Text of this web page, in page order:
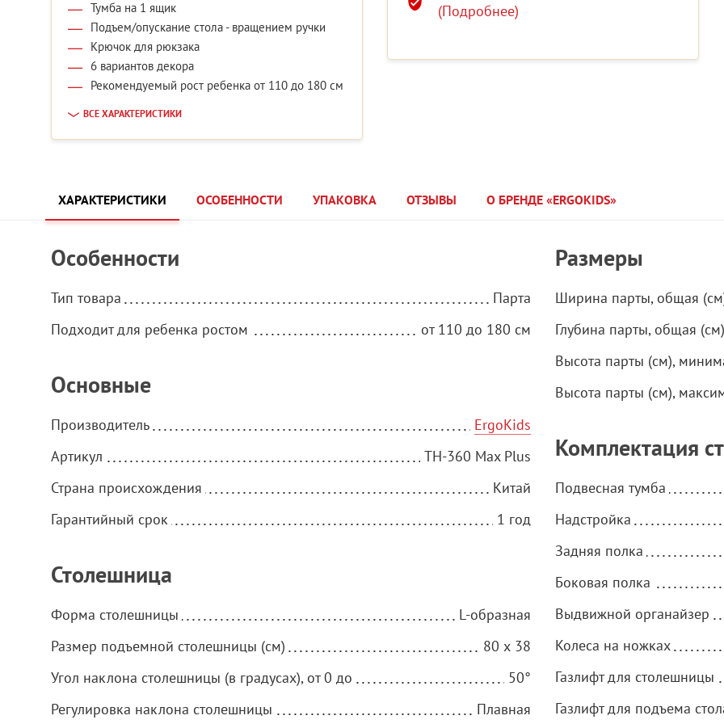
Тумба на 1 ящик
Подъем/опускание стола - вращением ручки
Крючок для рюкзака
6 вариантов декора
Рекомендуемый рост ребенка от 110 до 180 см
ВСЕ ХАРАКТЕРИСТИКИ
(Подробнее)
ХАРАКТЕРИСТИКИ ОСОБЕННОСТИ УПАКОВКА ОТЗЫВЫ О БРЕНДЕ «ERGOKIDS»
Особенности
Тип товара
Парта
Подходит для ребенка ростом
от 110 до 180 см
Основные
Производитель
ErgoKids
Артикул
TH-360 Max Plus
Страна происхождения
Китай
Гарантийный срок
1 год
Столешница
Форма столешницы
L-образная
Размер подъемной столешницы (см)
80 х 38
Угол наклона столешницы (в градусах), от 0 до
50°
Регулировка наклона столешницы
Плавная
Размеры
Ширина парты, общая
Глубина парты, общая (см)
Высота парты (см),
Высота парты (см),
Комплектация
Подвесная тумба
Надстройка
Задняя полка
Боковая полка
Выдвижной органайзер
Колеса на ножках
Газлифт для столешницы
Газлифт для подъема